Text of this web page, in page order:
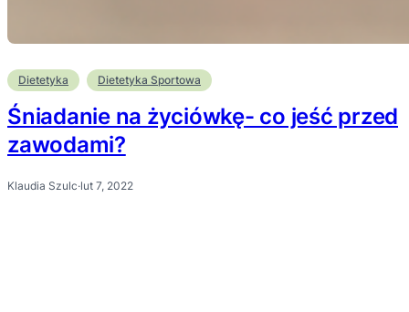
Dietetyka Dietetyka Sportowa
Śniadanie na życiówkę- co jeść przed
zawodami?
Klaudia Szulc·lut 7, 2022